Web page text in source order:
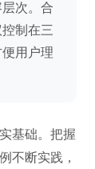
次。合
制在三
用户理
基础。把握
不断实践，